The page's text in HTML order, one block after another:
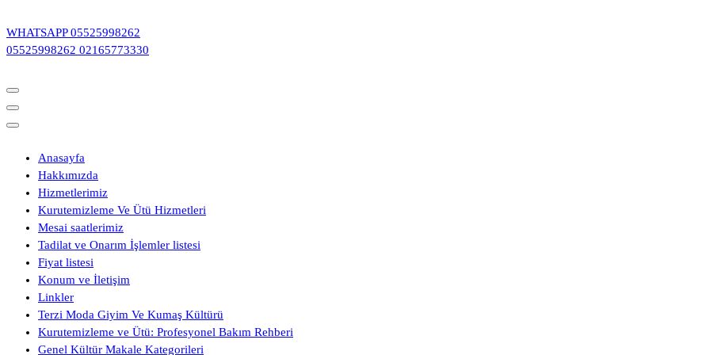
geç
WHATSAPP 05525998262
05525998262 02165773330
Anasayfa
Hakkımızda
Hizmetlerimiz
Kurutemizleme Ve Ütü Hizmetleri
Mesai saatlerimiz
Tadilat ve Onarım İşlemler listesi
Fiyat listesi
Konum ve İletişim
Linkler
Terzi Moda Giyim Ve Kumaş Kültürü
Kurutemizleme ve Ütü: Profesyonel Bakım Rehberi
Genel Kültür Makale Kategorileri